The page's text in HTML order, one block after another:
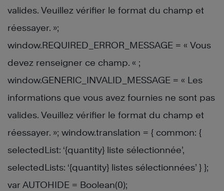
valides. Veuillez vérifier le format du champ et
réessayer. »;
window.REQUIRED_ERROR_MESSAGE = « Vous
devez renseigner ce champ. « ;
window.GENERIC_INVALID_MESSAGE = « Les
informations que vous avez fournies ne sont pas
valides. Veuillez vérifier le format du champ et
réessayer. »; window.translation = { common: {
selectedList: ‘{quantity} liste sélectionnée’,
selectedLists: ‘{quantity} listes sélectionnées’ } };
var AUTOHIDE = Boolean(0);